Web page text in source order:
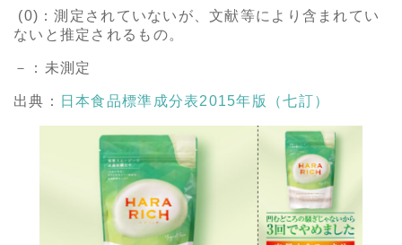
(0)：測定されていないが、文献等により含まれてい
ないと推定されるもの。
－：未測定
出典： 日本食品標準成分表2015年版（七訂）